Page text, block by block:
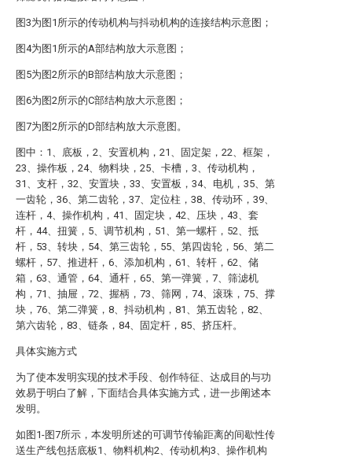
图3为图1所示的传动机构与抖动机构的连接结构示意图；
图4为图1所示的A部结构放大示意图；
图5为图2所示的B部结构放大示意图；
图6为图2所示的C部结构放大示意图；
图7为图2所示的D部结构放大示意图。
图中：1、底板，2、安置机构，21、固定架，22、框架，
23、操作板，24、物料块，25、卡槽，3、传动机构，
31、支杆，32、安置块，33、安置板，34、电机，35、第
一齿轮，36、第二齿轮，37、定位柱，38、传动环，39、
连杆，4、操作机构，41、固定块，42、压块，43、套
杆，44、扭簧，5、调节机构，51、第一螺杆，52、抵
杆，53、转块，54、第三齿轮，55、第四齿轮，56、第二
螺杆，57、推进杆，6、添加机构，61、转杆，62、储
箱，63、通管，64、通杆，65、第一弹簧，7、筛滤机
构，71、抽屉，72、握柄，73、筛网，74、滚珠，75、撑
块，76、第二弹簧，8、抖动机构，81、第五齿轮，82、
第六齿轮，83、链条，84、固定杆，85、挤压杆。
具体实施方式
为了使本发明实现的技术手段、创作特征、达成目的与功
效易于明白了解，下面结合具体实施方式，进一步阐述本
发明。
如图1-图7所示，本发明所述的可调节传输距离的间歇性传
送生产线包括底板1、物料机构2、传动机构3、操作机构